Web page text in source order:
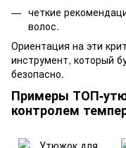
четкие
волос.
Ориентация на эти
инструмент, который
безопасно.
Примеры ТОП-
контролем